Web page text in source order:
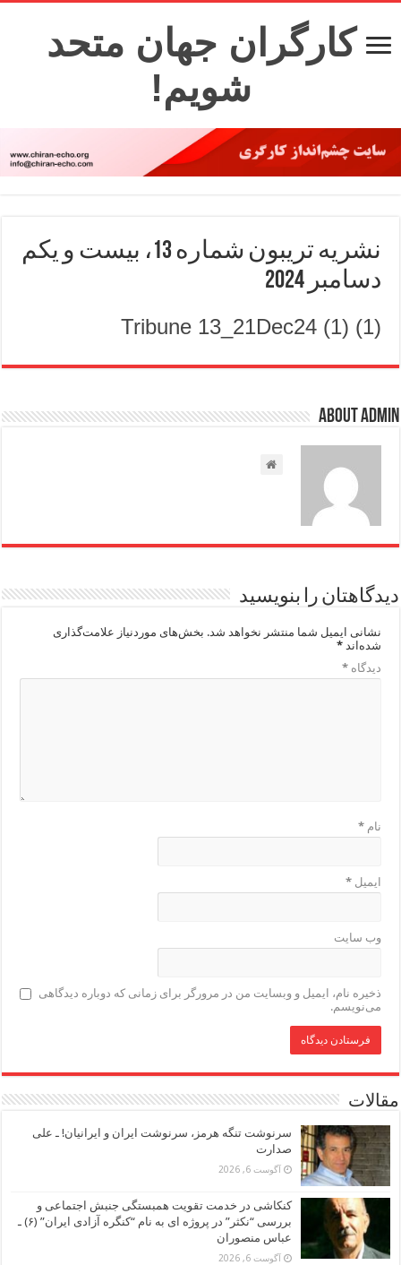
کارگران جهان متحد
شویم!
نشریه تریبون شماره 13، بیست و یکم
دسامبر 2024
Tribune 13_21Dec24 (1) (1)
About admin
دیدگاهتان را بنویسید
نشانی ایمیل شما منتشر نخواهد شد. بخش‌های موردنیاز علامت‌گذاری
شده‌اند*
دیدگاه*
نام*
ایمیل*
وب‌ سایت
ذخیره نام، ایمیل و وبسایت من در مرورگر برای زمانی که دوباره دیدگاهی
می‌نویسم.
مقالات
سرنوشت تنگه هرمز، سرنوشت ایران و ایرانیان! ـ علی
صدارت
آگوست 6, 2026
کنکاشی در خدمت تقویت همبستگی جنبش اجتماعی و
بررسی “نکثر” در پروژه ای به نام “کنگره آزادی ایران” (۶) ـ
عباس منصوران
آگوست 6, 2026